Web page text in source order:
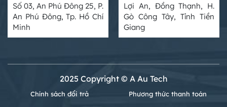
Số 03, An Phú Đông 25, P.
An Phú Đông, Tp. Hồ Chí
Minh
Lợi An, Đồng Thạnh, H.
Gò Công Tây, Tỉnh Tiền
Giang
2025 Copyright © A Au Tech
Chính sách đổi trả
Phương thức thanh toán